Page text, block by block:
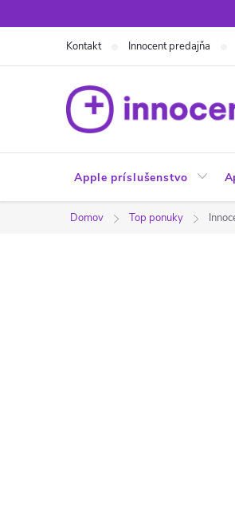
na
Kontakt Innocent predajňa
Apple príslušenstvo
Domov Top ponuky